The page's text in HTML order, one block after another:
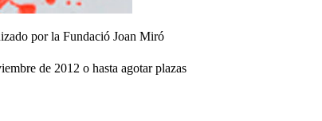
por la Fundació Joan Miró
de 2012 o hasta agotar plazas